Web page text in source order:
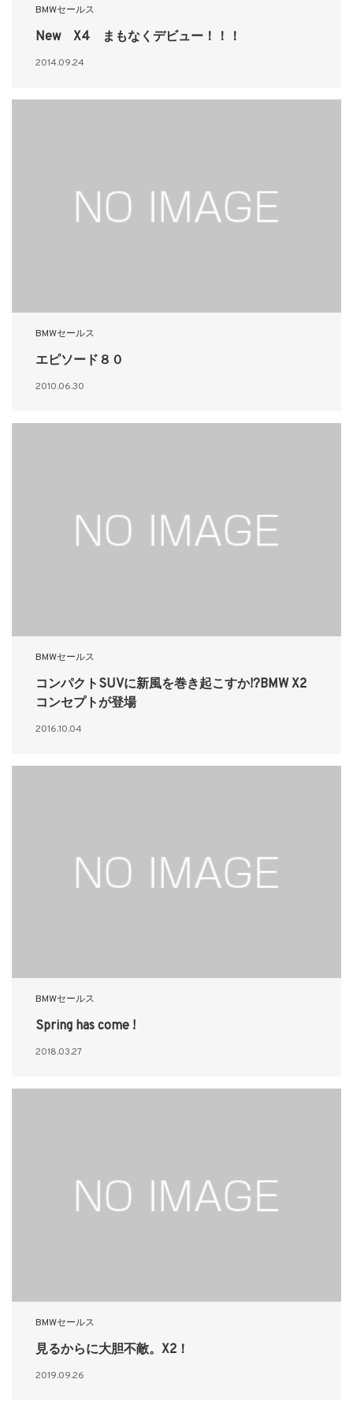
BMWセールス
New X4 まもなくデビュー！！！
2014.09.24
BMWセールス
エピソード８０
2010.06.30
BMWセールス
コンパクトSUVに新風を巻き起こすか!?BMW X2
コンセプトが登場
2016.10.04
BMWセールス
Spring has come !
2018.03.27
BMWセールス
見るからに大胆不敵。X2！
2019.09.26